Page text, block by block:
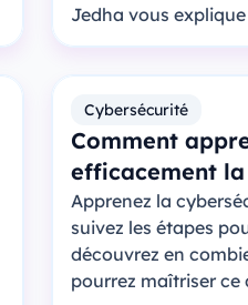
Jedha vous
Cybersécurité
Comment
efficacement
Apprenez la
suivez les étapes
découvrez en
pourrez maîtriser ce